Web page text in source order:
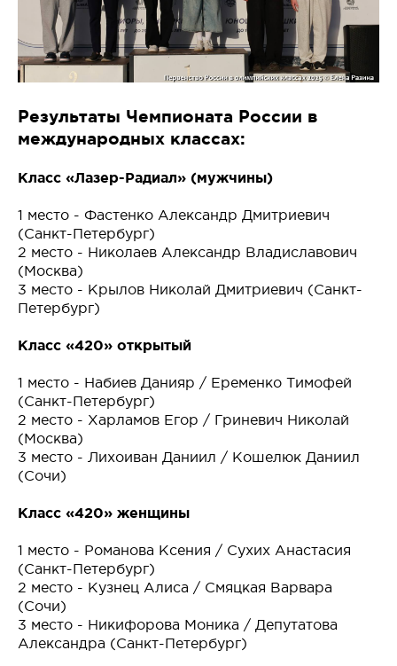
Результаты Чемпионата России в
международных классах:
Класс «Лазер-Радиал» (мужчины)
1 место - Фастенко Александр Дмитриевич
(Санкт-Петербург)
2 место - Николаев Александр Владиславович
(Москва)
3 место - Крылов Николай Дмитриевич (Санкт-
Петербург)
Класс «420» открытый
1 место - Набиев Данияр / Еременко Тимофей
(Санкт-Петербург)
2 место - Харламов Егор / Гриневич Николай
(Москва)
3 место - Лихоиван Даниил / Кошелюк Даниил
(Сочи)
Класс «420» женщины
1 место - Романова Ксения / Сухих Анастасия
(Санкт-Петербург)
2 место - Кузнец Алиса / Смяцкая Варвара
(Сочи)
3 место - Никифорова Моника / Депутатова
Александра (Санкт-Петербург)